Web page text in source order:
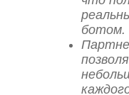
ботом.